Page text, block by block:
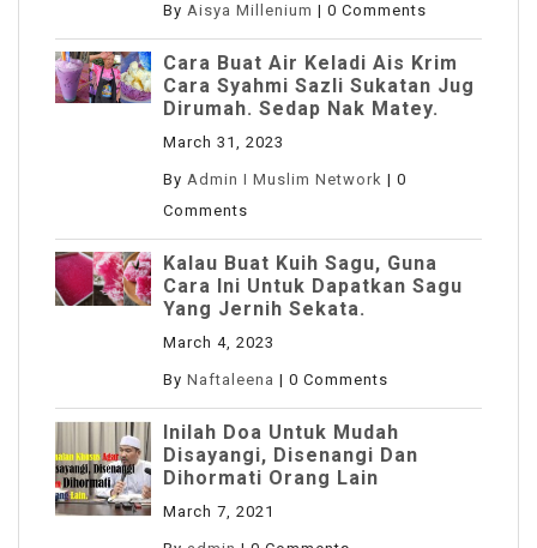
By Aisya Millenium | 0 Comments
Cara Buat Air Keladi Ais Krim
Cara Syahmi Sazli Sukatan Jug
Dirumah. Sedap Nak Matey.
March 31, 2023
By Admin I Muslim Network | 0
Comments
Kalau Buat Kuih Sagu, Guna
Cara Ini Untuk Dapatkan Sagu
Yang Jernih Sekata.
March 4, 2023
By Naftaleena | 0 Comments
Inilah Doa Untuk Mudah
Disayangi, Disenangi Dan
Dihormati Orang Lain
March 7, 2021